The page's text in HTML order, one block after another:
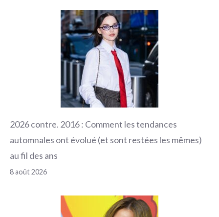
2026 contre. 2016 : Comment les tendances
automnales ont évolué (et sont restées les mêmes)
au fil des ans
8 août 2026